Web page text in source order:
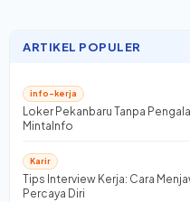
ARTIKEL POPULER
info-kerja
Loker Pekanbaru Tanpa
MintaInfo
Karir
Tips Interview Kerja: Cara
Percaya Diri